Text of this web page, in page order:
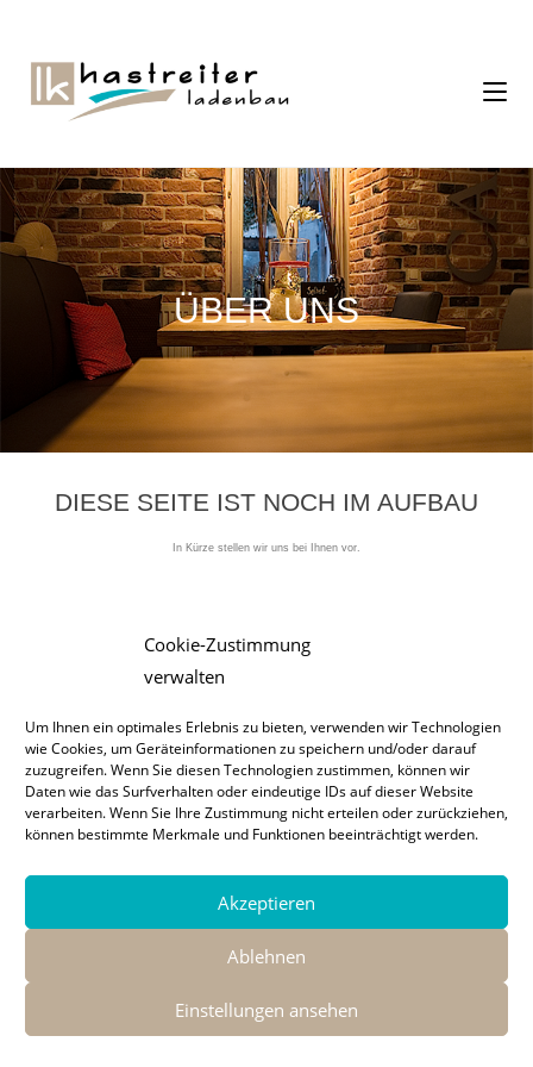
Cookie-Zustimmung
verwalten
Um Ihnen ein optimales Erlebnis zu bieten, verwenden wir Technologien
wie Cookies, um Geräteinformationen zu speichern und/oder darauf
zuzugreifen. Wenn Sie diesen Technologien zustimmen, können wir
Daten wie das Surfverhalten oder eindeutige IDs auf dieser Website
verarbeiten. Wenn Sie Ihre Zustimmung nicht erteilen oder zurückziehen,
können bestimmte Merkmale und Funktionen beeinträchtigt werden.
Akzeptieren
Ablehnen
Einstellungen ansehen
ÜBER UNS
DIESE SEITE IST NOCH IM AUFBAU
In Kürze stellen wir uns bei Ihnen vor.
Impressum Datenschutz